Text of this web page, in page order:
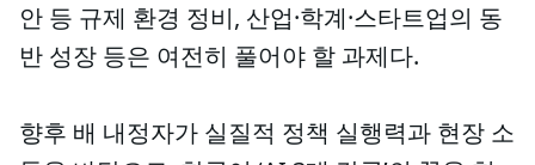
안 등 규제 환경 정비, 산업·학계·스타트업의 동
반 성장 등은 여전히 풀어야 할 과제다.
향후 배 내정자가 실질적 정책 실행력과 현장 소